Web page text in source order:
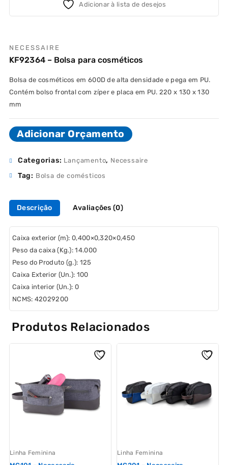
Adicionar à lista de desejos
NECESSAIRE
KF92364 – Bolsa para cosméticos
Bolsa de cosméticos em 600D de alta densidade e pega em PU.
Contém bolso frontal com zíper e placa em PU. 220 x 130 x 130
mm
Adicionar Orçamento
Categorias: Lançamento, Necessaire
Tag: Bolsa de comésticos
Descrição Avaliações (0)
Caixa exterior (m):0,400×0,320×0,450
Peso da caixa (Kg.):14.000
Peso do Produto (g.): 125
Caixa Exterior (Un.): 100
Caixa interior (Un.): 0
NCMS: 42029200
Produtos Relacionados
Linha Feminina Linha Feminina